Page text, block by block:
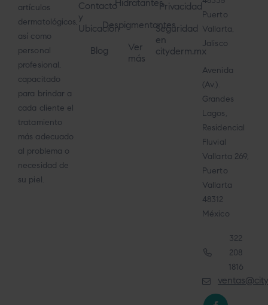
artículos
dermatológicos,
así como
personal
profesional,
capacitado
para brindar a
cada cliente el
tratamiento
más adecuado
al problema o
necesidad de
su piel.
Contacto
y
Ubicación
Blog
Hidratantes
Despigmentantes
Ver
más
Privacidad
Seguridad
en
cityderm.mx
Puerto
Vallarta,
Jalisco
Avenida
(Av.).
Grandes
Lagos,
Residencial
Fluvial
Vallarta 269,
Puerto
Vallarta
48312
México
322
208
1816